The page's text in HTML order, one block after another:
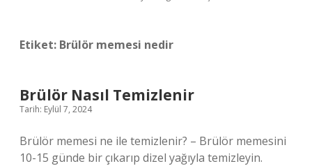
Etiket: Brülör memesi nedir
Brülör Nasıl Temizlenir
Tarih: Eylül 7, 2024
Brülör memesi ne ile temizlenir? – Brülör memesini
10-15 günde bir çıkarıp dizel yağıyla temizleyin.